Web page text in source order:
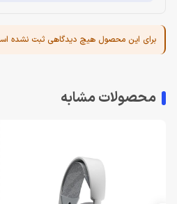
برای این محصول هیچ دیدگاهی ثبت نشده
محصولات مشابه